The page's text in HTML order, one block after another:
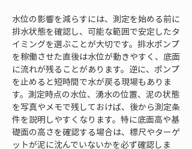
水位の影響を減らすには、測定を始める前に
排水状態を確認し、可能な範囲で安定したタ
イミングを選ぶことが大切です。排水ポンプ
を稼働させた直後は水位が動きやすく、底面
に流れが残ることがあります。逆に、ポンプ
を止めると短時間で水が戻る現場もありま
す。測定時点の水位、湧水の位置、泥の状態
を写真やメモで残しておけば、後から測定条
件を説明しやすくなります。特に底面高や基
礎面の高さを確認する場合は、標尺やターゲ
ットが泥に沈んでいないかを必ず確認しま